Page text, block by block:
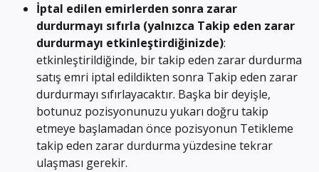
İptal edilen emirlerden sonra zarar
durdurmayı sıfırla (yalnızca Takip eden zarar
durdurmayı etkinleştirdiğinizde):
etkinleştirildiğinde, bir takip eden zarar durdurma
satış emri iptal edildikten sonra Takip eden zarar
durdurmayı sıfırlayacaktır. Başka bir deyişle,
botunuz pozisyonunuzu yukarı doğru takip
etmeye başlamadan önce pozisyonun Tetikleme
takip eden zarar durdurma yüzdesine tekrar
ulaşması gerekir.